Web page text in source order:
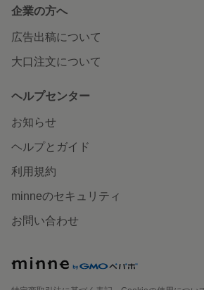
企業の方へ
広告出稿について
大口注文について
ヘルプセンター
お知らせ
ヘルプとガイド
利用規約
minneのセキュリティ
お問い合わせ